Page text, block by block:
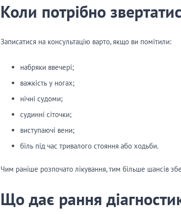
Коли потрібно
Записатися на консультацію варто, якщо ви помітили:
набряки ввечері;
важкість у ногах;
нічні судоми;
судинні сіточки;
виступаючі вени;
біль під час тривалого стояння або ходьби.
Чим раніше розпочато лікування, тим більше шансів
Що дає рання